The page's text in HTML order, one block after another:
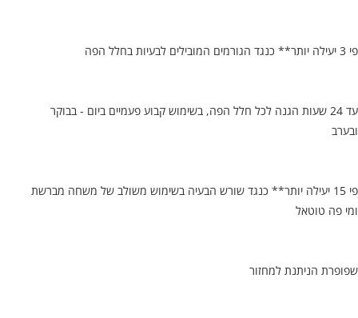
פי 3 יעילה יותר** כנגד הגורמים המובילים לבעיות בחלל הפה
עד 24 שעות הגנה לכל חלל הפה, בשימוש קבוע פעמיים ביום - בבוקר
ובערב
פי 15 יעילה יותר** כנגד שורש הבעיה בשימוש משולב של משחה מברשת
ומי פה טוטאל
שפופרת הניתנת למחזור